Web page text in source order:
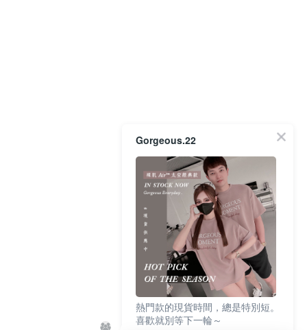
Gorgeous.22
熱門款的現貨時間，總是特別短。
喜歡就別等下一輪～